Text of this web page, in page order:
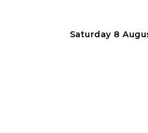
Saturday 8